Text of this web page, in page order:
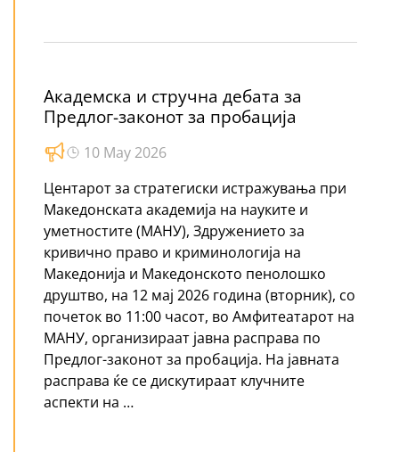
Академска и стручна дебата за
Предлог-законот за пробација
10 May 2026
Центарот за стратегиски истражувања при
Македонската академија на науките и
уметностите (МАНУ), Здружението за
кривично право и криминологија на
Македонија и Македонското пенолошко
друштво, на 12 мај 2026 година (вторник), со
почеток во 11:00 часот, во Амфитеатарот на
МАНУ, организираат јавна расправа по
Предлог-законот за пробација. На јавната
расправа ќе се дискутираат клучните
аспекти на …